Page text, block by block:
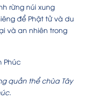
rừng núi xung
để Phật tử và du
và an nhiên trong
quần thể chùa Tây